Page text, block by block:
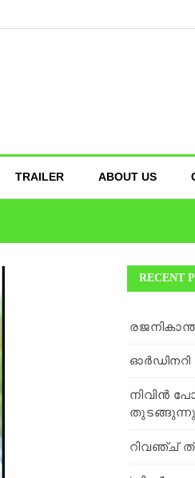
TRAILER ABOUT US
RECENT
ഓര്‍ഡിനറി
നിവിന്‍
തുടങ്ങുന്നു
റിവഞ്ച്